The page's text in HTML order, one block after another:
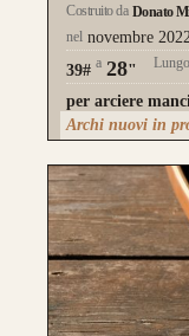
Questo
la risposta
l’estetica
Costruito da Donato
nel novembre 2022
39# a 28" Lungo
per arciere
Archi nuovi in